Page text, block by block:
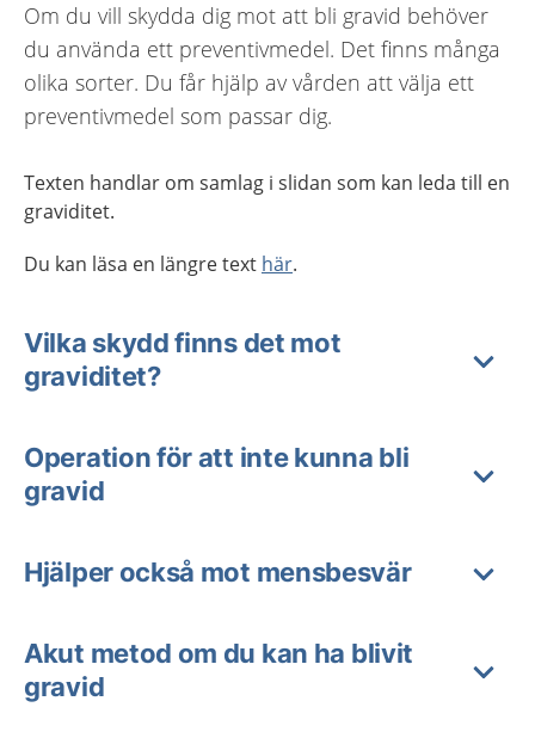
Om du vill skydda dig mot att bli gravid behöver
du använda ett preventivmedel. Det finns många
olika sorter. Du får hjälp av vården att välja ett
preventivmedel som passar dig.
Texten handlar om samlag i slidan som kan leda till en
graviditet.
Du kan läsa en längre text här.
Vilka skydd finns det mot
graviditet?
Operation för att inte kunna bli
gravid
Hjälper också mot mensbesvär
Akut metod om du kan ha blivit
gravid